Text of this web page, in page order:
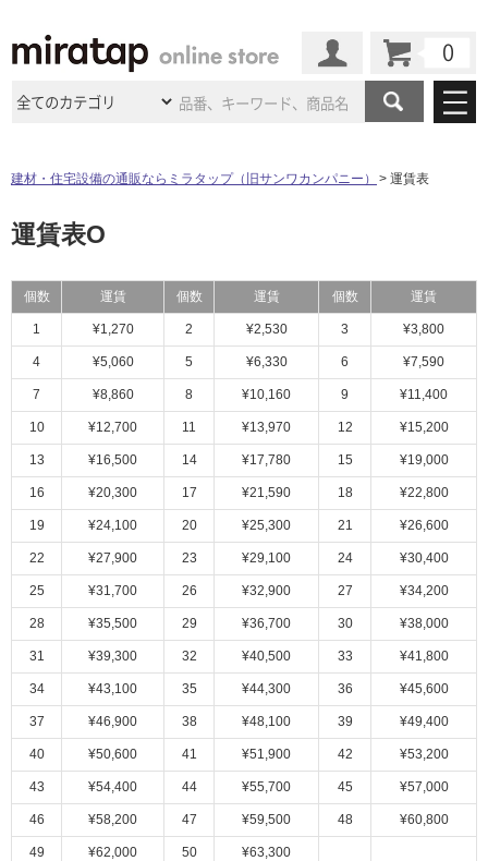
商品カテゴリ
洗面所・水回り
キッチン 浴室（風呂・バスルー
ム）・
トイレ
ドア（扉）・
建具・玄関
扉
エクステリア（外構）
ウッドデッキ フローリング・床材
収納 インテリア・
照明 ペット用品
内装用建材 パネル・壁材
ロートアイアン 天然石・石材
メンテナンス・ 施工材 新商品
ミラタップのあるくらし お客様訪問インタビュー
店舗・施設事例
ショールームのご案内 東京ショールーム
大阪 ショールーム 仙台 ショールーム
名古屋 ショールーム 京都 ショールーム
福岡ショールーム 札幌スマートショールー
ム
横浜スマートショールー
ム
ウェルビーみのお HDC
BOX
サポート
ご利用ガイド 初めての方へ
よくある質問 お問い合わせ
修理お問い合わせ クレーム公開
説明書・図面検索 水まわり3年保証
お役立ち情報 住まいの
スタイリング
アイデア
ミラタップチャンネル
オンライン相談
その他サービス
ミラタップと創る家
ASOLIE
工事会社紹介Coziコンシ
ェルジュ
自分らしい家づくり
SUVACO
最高のリノベ会社がみつ
かるリノベりす
建材・住宅設備の通販ならミラタップ（旧サンワカンパニー） 運賃表
運賃表O
個数 運賃 個数 運賃 個数 運賃
1 ¥1,270 2 ¥2,530 3 ¥3,800
4 ¥5,060 5 ¥6,330 6 ¥7,590
7 ¥8,860 8 ¥10,160 9 ¥11,400
10 ¥12,700 11 ¥13,970 12 ¥15,200
13 ¥16,500 14 ¥17,780 15 ¥19,000
16 ¥20,300 17 ¥21,590 18 ¥22,800
19 ¥24,100 20 ¥25,300 21 ¥26,600
22 ¥27,900 23 ¥29,100 24 ¥30,400
25 ¥31,700 26 ¥32,900 27 ¥34,200
28 ¥35,500 29 ¥36,700 30 ¥38,000
31 ¥39,300 32 ¥40,500 33 ¥41,800
34 ¥43,100 35 ¥44,300 36 ¥45,600
37 ¥46,900 38 ¥48,100 39 ¥49,400
40 ¥50,600 41 ¥51,900 42 ¥53,200
43 ¥54,400 44 ¥55,700 45 ¥57,000
46 ¥58,200 47 ¥59,500 48 ¥60,800
49 ¥62,000 50 ¥63,300